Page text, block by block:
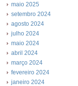
maio 2025
setembro 2024
agosto 2024
julho 2024
maio 2024
abril 2024
março 2024
fevereiro 2024
janeiro 2024